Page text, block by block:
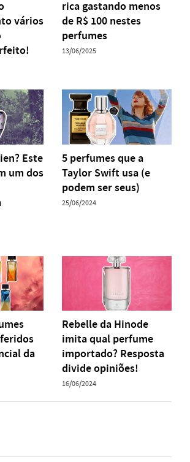
vários
rica gastando menos
de R$ 100 nestes
perfumes
13/06/2025
Este
um dos
5 perfumes que a
Taylor Swift usa (e
podem ser seus)
25/06/2024
da
Rebelle da Hinode
imita qual perfume
importado? Resposta
divide opiniões!
16/06/2024